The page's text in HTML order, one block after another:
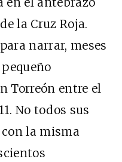
la Cruz Roja.
narrar, meses
Torreón entre el
No todos sus
la misma